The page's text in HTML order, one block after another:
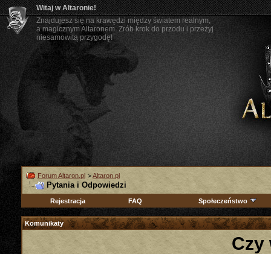
Witaj w Altaronie!
Znajdujesz się na krawędzi między światem realnym,
a magicznym Altaronem. Zrób krok do przodu i przeżyj
niesamowitą przygodę!
Forum Altaron.pl >Altaron.pl
Pytania i Odpowiedzi
Rejestracja FAQ Społeczeństwo
Komunikaty
Czy